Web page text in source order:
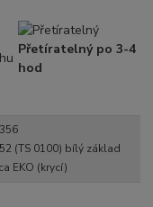
3-4 hodinách
spotřeba: 12 - 15 m2/l
potřebné tloušťky
automatickým zařízením
vrstvy 2x nástřik
micronů
Přetíratelný po 3-4
hod
(TS 0100) bílý základ
EKO (krycí)